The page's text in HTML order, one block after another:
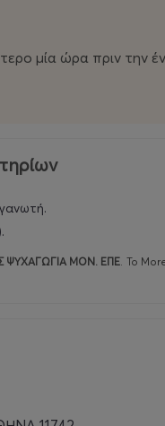
μία ώρα πριν
ΨΥΧΑΓΩΓΙΑ ΜΟΝ. ΕΠΕ. Το